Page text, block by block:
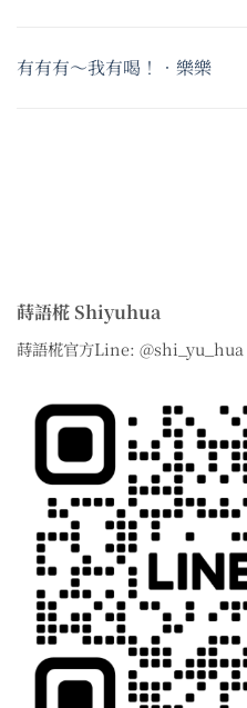
有有有～我有喝！•樂樂
蒔語椛 Shiyuhua
蒔語椛官方Line: @shi_yu_hua